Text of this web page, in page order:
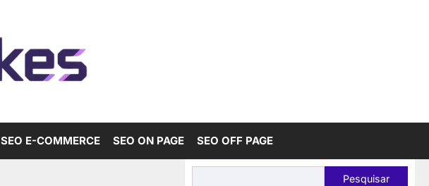
SEO E-COMMERCE SEO ON PAGE SEO OFF PAGE
Pesquisar